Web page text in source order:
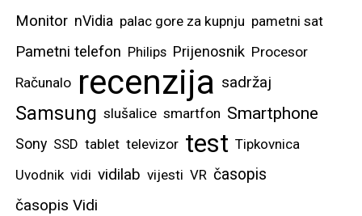
Monitor nVidia palac gore za kupnju pametni sat
Pametni telefon Philips Prijenosnik Procesor
Računalo recenzija sadržaj
Samsung slušalice smartfon Smartphone
Sony SSD tablet televizor test Tipkovnica
Uvodnik vidi vidilab vijesti VR časopis
časopis Vidi